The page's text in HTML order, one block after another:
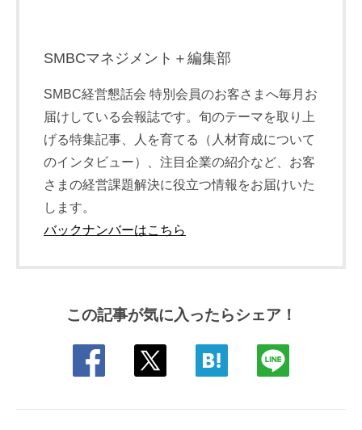
SMBCマネジメント＋編集部
SMBC経営懇話会 特別会員のお客さまへ毎月お
届けしている会報誌です。旬のテーマを取り上
げる特集記事、人を育てる（人材育成について
のインタビュー）、注目企業の紹介など、お客
さまの経営課題解決に役立つ情報をお届けいた
します。
バックナンバーはこちら
この記事が気に入ったらシェア！